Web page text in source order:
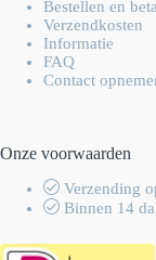
Bestellen en
Verzendkosten
Informatie
FAQ
Contact
Onze voorwaarden
Verzending
Binnen 14